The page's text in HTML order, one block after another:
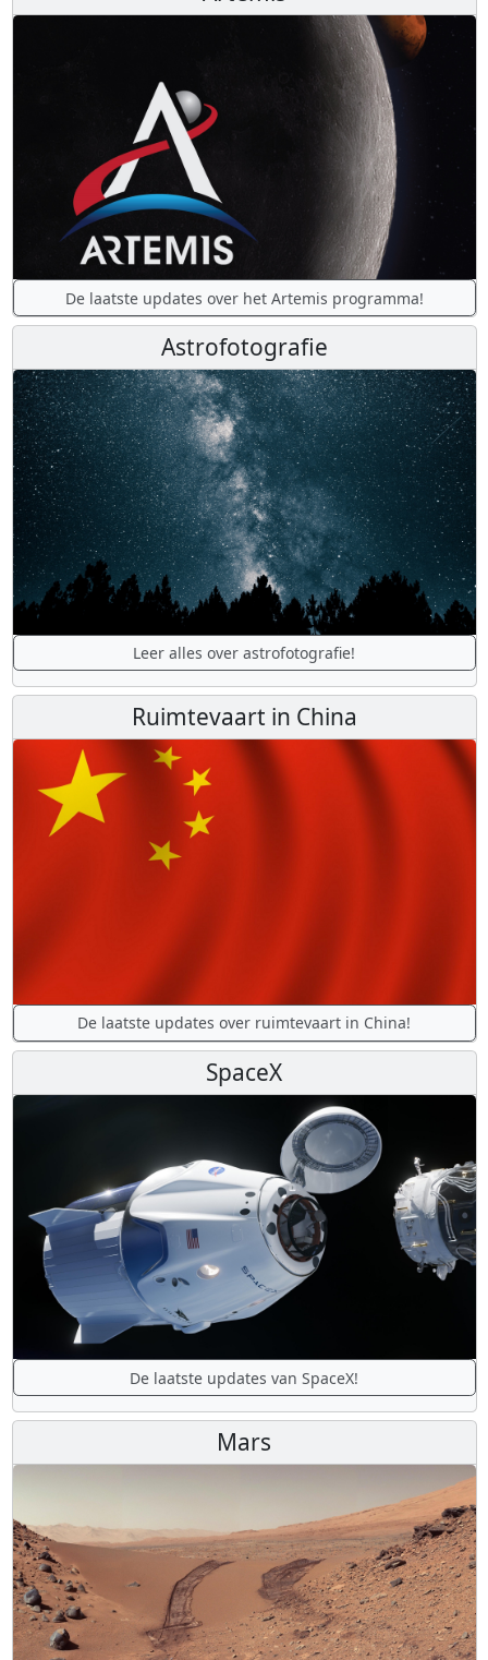
De laatste updates over het Artemis programma!
Astrofotografie
Leer alles over astrofotografie!
Ruimtevaart in China
De laatste updates over ruimtevaart in China!
SpaceX
De laatste updates van SpaceX!
Mars